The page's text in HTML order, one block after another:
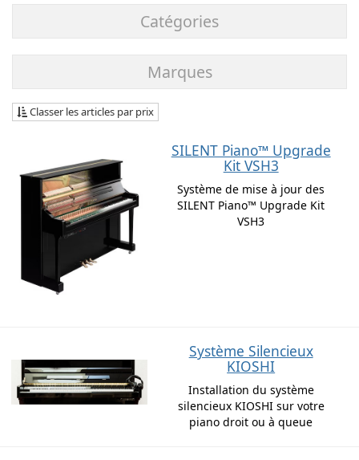
Catégories
Marques
Classer les articles par prix
SILENT Piano™ Upgrade
Kit VSH3
Système de mise à jour des
SILENT Piano™ Upgrade Kit
VSH3
Système Silencieux
KIOSHI
Installation du système
silencieux KIOSHI sur votre
piano droit ou à queue